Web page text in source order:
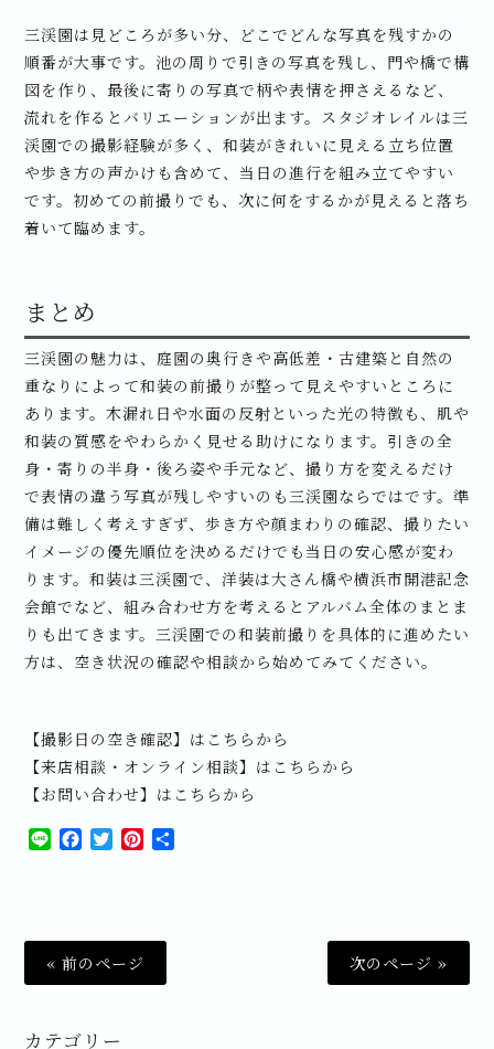
三渓園は見どころが多い分、どこでどんな写真を残すかの
順番が大事です。池の周りで引きの写真を残し、門や橋で構
図を作り、最後に寄りの写真で柄や表情を押さえるなど、
流れを作るとバリエーションが出ます。スタジオレイルは三
渓園での撮影経験が多く、和装がきれいに見える立ち位置
や歩き方の声かけも含めて、当日の進行を組み立てやすい
です。初めての前撮りでも、次に何をするかが見えると落ち
着いて臨めます。
まとめ
三渓園の魅力は、庭園の奥行きや高低差・古建築と自然の
重なりによって和装の前撮りが整って見えやすいところに
あります。木漏れ日や水面の反射といった光の特徴も、肌や
和装の質感をやわらかく見せる助けになります。引きの全
身・寄りの半身・後ろ姿や手元など、撮り方を変えるだけ
で表情の違う写真が残しやすいのも三渓園ならではです。準
備は難しく考えすぎず、歩き方や顔まわりの確認、撮りたい
イメージの優先順位を決めるだけでも当日の安心感が変わ
ります。和装は三渓園で、洋装は大さん橋や横浜市開港記念
会館でなど、組み合わせ方を考えるとアルバム全体のまとま
りも出てきます。三渓園での和装前撮りを具体的に進めたい
方は、空き状況の確認や相談から始めてみてください。
【撮影日の空き確認】はこちらから
【来店相談・オンライン相談】はこちらから
【お問い合わせ】はこちらから
LineFacebook
TwitterPinterest
共
« 前のページ 次のページ »
カテゴリー